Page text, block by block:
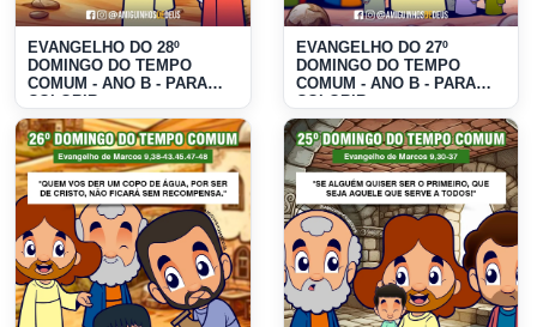
EVANGELHO DO 28º
DOMINGO DO TEMPO
COMUM - ANO B - PARA
COLORIR
EVANGELHO DO 27º
DOMINGO DO TEMPO
COMUM - ANO B - PARA
COLORIR